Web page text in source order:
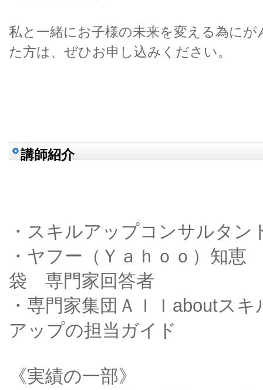
私と一緒にお子様の未来を変える為に
た方は、ぜひお申し込みください。
講師紹介
・スキルアップコンサルタン
・ヤフー（Ｙａｈｏｏ）知恵
袋 専門家回答者
・専門家集団Ａｌｌaboutスキ
アップの担当ガイド
《実績の一部》